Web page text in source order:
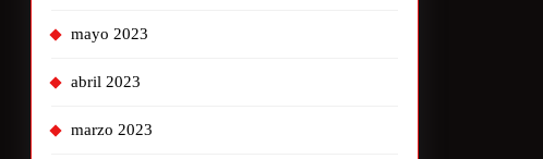
mayo 2023
abril 2023
marzo 2023